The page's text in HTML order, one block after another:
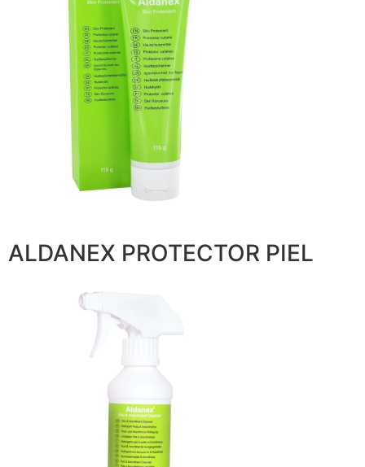
ALDANEX PROTECTOR PIEL